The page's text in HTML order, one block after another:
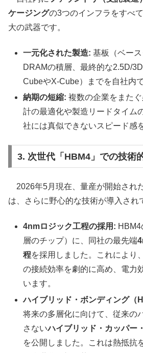
ケージングの3つのインフラをすべ
大の武器です。
一元化された製造: 基板（ベー
DRAMの積層、最終的な2.5D/
CubeやX-Cube）までを自社内
納期の短縮: 複数の企業をまた
計の最適化や製造リードタイム
社には真似できないスピード感
3. 次世代「HBM4」での技術
2026年5月現在、量産が開始され
は、さらに野心的な技術が導入され
4nmロジック工程の採用:
層のチップ）に、同社の最先端
程を採用しました。これにより
の接続効率を劇的に高め、電力
います。
ハイブリッド・ボンディング（
将来の多層化に向けて、従来の
さないハイブリッド・カッパー
を公開しました。これは熱抵抗